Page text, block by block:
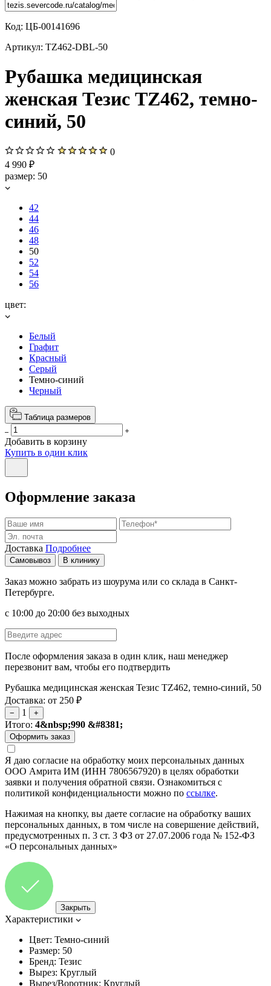
Код: ЦБ-00141696
Артикул: TZ462-DBL-50
Рубашка медицинская
женская Тезис TZ462, темно-
синий, 50
0
4 990 ₽
размер: 50
42
44
46
48
50
52
54
56
цвет:
Белый
Графит
Красный
Серый
Темно-синий
Черный
Таблица размеров
Добавить в корзину
Купить в один клик
Оформление заказа
Доставка Подробнее
Самовывоз В клинику
Заказ можно забрать из шоурума или со склада в Санкт-
Петербурге.
с 10:00 до 20:00 без выходных
После оформления заказа в один клик, наш менеджер
перезвонит вам, чтобы его подтвердить
Рубашка медицинская женская Тезис TZ462, темно-синий, 50
Доставка: от 250 ₽
− 1 +
Итого: 4&nbsp;990 &#8381;
Я даю согласие на обработку моих персональных данных
ООО Амрита ИМ (ИНН 7806567920) в целях обработки
заявки и получения обратной связи. Ознакомиться с
политикой конфиденциальности можно по ссылке.
Нажимая на кнопку, вы даете согласие на обработку ваших
персональных данных, в том числе на совершение действий,
предусмотренных п. 3 ст. 3 ФЗ от 27.07.2006 года № 152-ФЗ
«О персональных данных»
Закрыть
Характеристики
Цвет: Темно-синий
Размер: 50
Бренд: Тезис
Вырез: Круглый
Вырез/Воротник: Круглый